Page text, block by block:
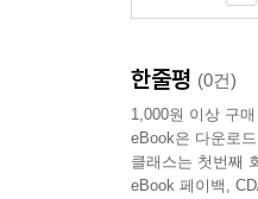
한줄평 (0건)
1,000원 이상 구
eBook은 다운로
클래스는 첫번째
eBook 페이백,